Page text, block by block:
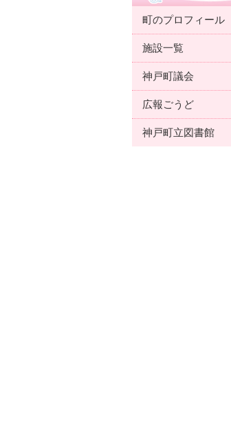
町のプロフィール
施設一覧
神戸町議会
広報ごうど
神戸町立図書館